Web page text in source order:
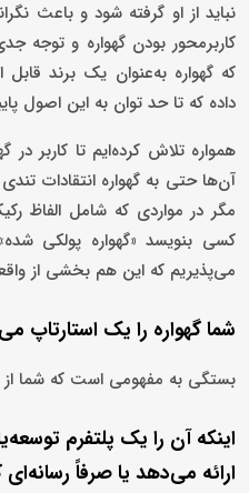
نباید از او گرفته شود و باعث
کاربرمحور بودن گهواره و توجه
که گهواره به‌عنوان یک برند
داده که تا حد توان به این اصول
همواره تلاش کرده‌ایم تا کاربر
آن‌ها حتی به گهواره انتقادات
مگر در مواردی که شامل الفاظ
کسی بنویسد «گهواره پولکی
می‌پذیریم که این هم بخشی از
شما گهواره را یک استارتاپ
بستگی به مفهومی است که شما از
اینکه آن را یک پلتفرم
ارائه می‌دهد یا صرفاً